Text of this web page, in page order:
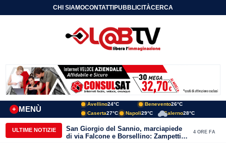
CHI SIAMOCONTATTIPUBBLICITÀCERCA
MENÙ
+
Avellino24°C Benevento26°C
Caserta27°C Napoli29°C Salerno28°C
ULTIME NOTIZIE
San Giorgio del Sannio, marciapiede
di via Falcone e Borsellino: Zampetti e
4 ORE FA